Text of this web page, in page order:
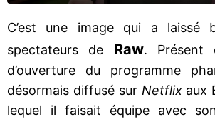
C’est une image qui a laissé
spectateurs de Raw. Présent
d’ouverture du programme
désormais diffusé sur Netflix aux
lequel il faisait équipe avec